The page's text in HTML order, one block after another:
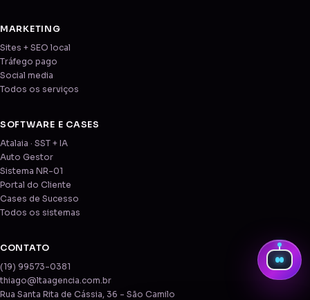
MARKETING
Sites + SEO local
Tráfego pago
Social media
Todos os serviços
SOFTWARE E CASES
Atalaia · SST + IA
Auto Gestor
Sistema NR-01
Portal do Cliente
Cases de Sucesso
Todos os sistemas
CONTATO
(19) 99573-0381
thiago@ltaagencia.com.br
Rua Santa Rita de Cássia, 36 - São Camilo